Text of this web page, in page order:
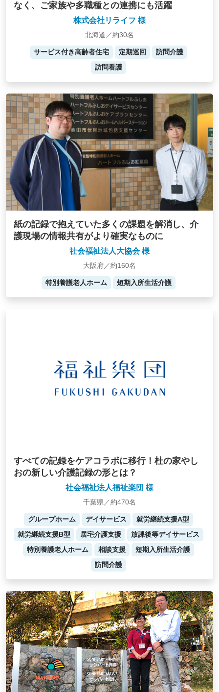
なく、ご家族や多職種との連携にも活躍
株式会社リライフ 様
北海道／約30名
サービス付き高齢者住宅 定期巡回
訪問介護
訪問看護
紙の記録で抱えていた多くの課題を解消し、介
護現場の情報共有がより確実なものに
社会福祉法人大協会 様
大阪府／約160名
特別養護老人ホーム 短期入所生活介護
すべての記録をケアコラボに移行！杜の家やし
おの新しい介護記録の形とは？
社会福祉法人福祉楽団 様
千葉県／約470名
グループホーム デイサービス
就労継続支援A型
就労継続支援B型
居宅介護支援
放課後等デイサービス
特別養護老人ホーム
相談支援
短期入所生活介護
訪問介護